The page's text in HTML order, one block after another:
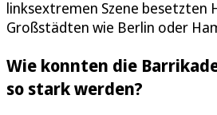
linksextremen Szene besetzten
Großstädten wie Berlin oder
Wie konnten die
so stark werden?